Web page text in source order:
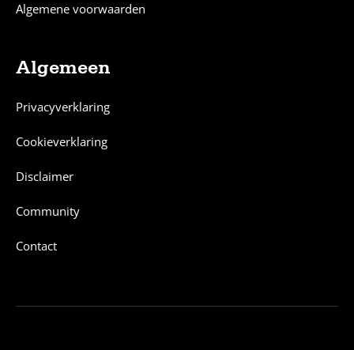
Algemene voorwaarden
Algemeen
Privacyverklaring
Cookieverklaring
Disclaimer
Community
Contact